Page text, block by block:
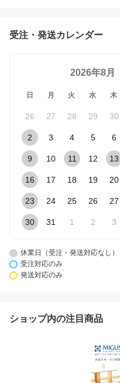
受注・発送カレンダー
2026年8月
日 月 火 水 木
26 27 28 29 30
2 3 4 5 6
9 10 11 12 13
16 17 18 19 20
23 24 25 26 27
30 31 1 2 3
休業日（受注・発送対応なし）
受注対応のみ
発送対応のみ
ショップ内の注目商品